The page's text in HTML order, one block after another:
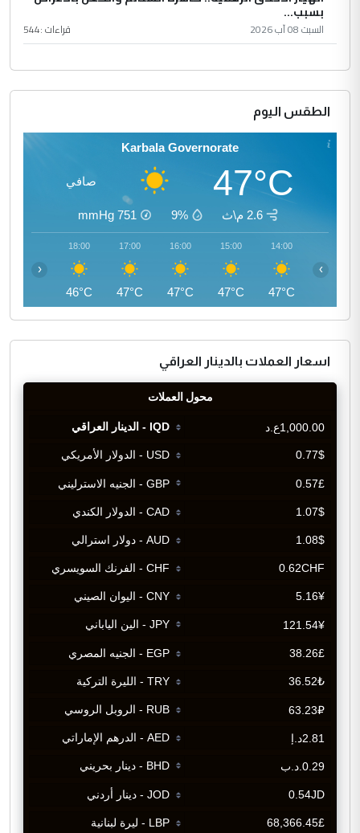
بسبب...
السبت 08 آب 2026 قراءات :544
الطقس اليوم
Karbala Governorate
47°C صافي
2.6 م\ث 9%
751
mmHg
14:00
47°C
15:00
47°C
16:00
47°C
17:00
47°C
18:00
46°C
‹ ›
اسعار العملات بالدينار العراقي